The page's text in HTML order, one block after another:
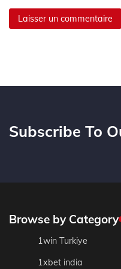
Subscribe To
Browse by Category
1win Turkiye
1xbet india